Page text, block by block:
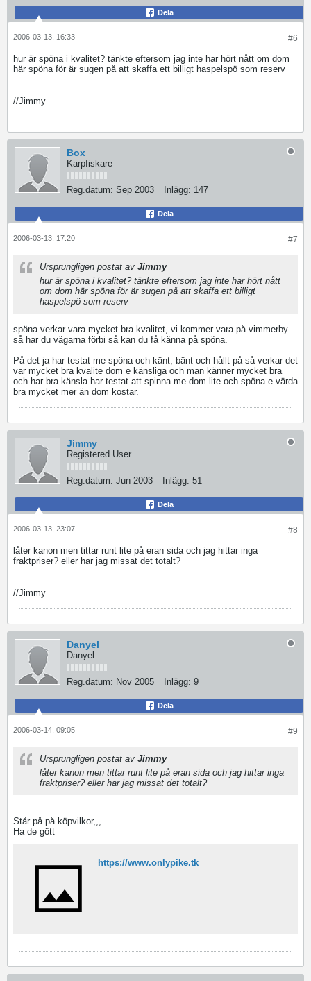
Dela
#6
2006-03-13, 16:33
hur är spöna i kvalitet? tänkte eftersom jag inte har hört nått om dom
här spöna för är sugen på att skaffa ett billigt haspelspö som reserv
//Jimmy
Box
Karpfiskare
Reg.datum: Sep 2003 Inlägg: 147
Dela
#7
2006-03-13, 17:20
Ursprungligen postat av Jimmy
hur är spöna i kvalitet? tänkte eftersom jag inte har hört nått
om dom här spöna för är sugen på att skaffa ett billigt
haspelspö som reserv
spöna verkar vara mycket bra kvalitet, vi kommer vara på vimmerby
så har du vägarna förbi så kan du få känna på spöna.
På det ja har testat me spöna och känt, bänt och hållt på så verkar det
var mycket bra kvalite dom e känsliga och man känner mycket bra
och har bra känsla har testat att spinna me dom lite och spöna e värda
bra mycket mer än dom kostar.
Jimmy
Registered User
Reg.datum: Jun 2003 Inlägg: 51
Dela
#8
2006-03-13, 23:07
låter kanon men tittar runt lite på eran sida och jag hittar inga
fraktpriser? eller har jag missat det totalt?
//Jimmy
Danyel
Danyel
Reg.datum: Nov 2005 Inlägg: 9
Dela
#9
2006-03-14, 09:05
Ursprungligen postat av Jimmy
låter kanon men tittar runt lite på eran sida och jag hittar inga
fraktpriser? eller har jag missat det totalt?
Står på på köpvilkor,,,
Ha de gött
https://www.onlypike.tk